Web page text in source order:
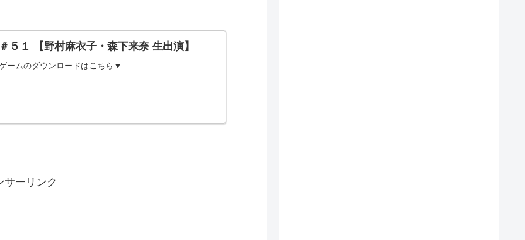
５１ 【野村麻衣子・森下来奈 生出演】
ムのダウンロードはこちら▼
サーリンク